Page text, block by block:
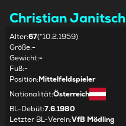
Christian Janitsch
Alter:67(*10.2.1959)
Größe:-
Gewicht:-
Fuß:-
Position:Mittelfeldspieler
Nationalität:Österreich
BL-Debüt:7.6.1980
Letzter BL-Verein:VfB Mödling